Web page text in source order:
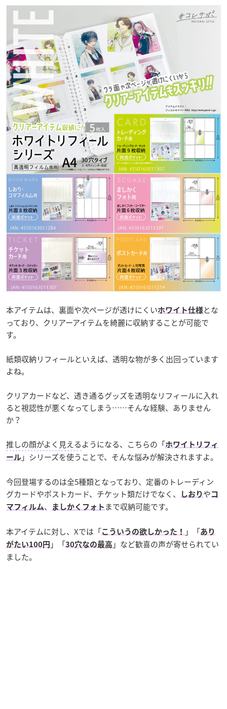
本アイテムは、裏面や次ページが透けにくいホワイト仕様とな
っており、クリアーアイテムを綺麗に収納することが可能で
す。
紙類収納リフィールといえば、透明な物が多く出回っています
よね。
クリアカードなど、透き通るグッズを透明なリフィールに入れ
ると視認性が悪くなってしまう……そんな経験、ありません
か？
推しの顔がよく見えるようになる、こちらの「ホワイトリフィ
ール 」シリーズを使うことで、そんな悩みが解決されますよ。
今回登場するのは全5種類となっており、定番のトレーディン
グカードやポストカード、チケット類だけでなく、
しおり や コ
マフィルム、 ましかくフォト まで収納可能です。
本アイテムに対し、Xでは「こういうの欲しかった！ 」「あり
がたい100円 」「30穴なの最高 」など歓喜の声が寄せられてい
ました。